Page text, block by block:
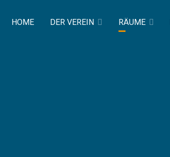
HOME DER VEREIN RÄUME